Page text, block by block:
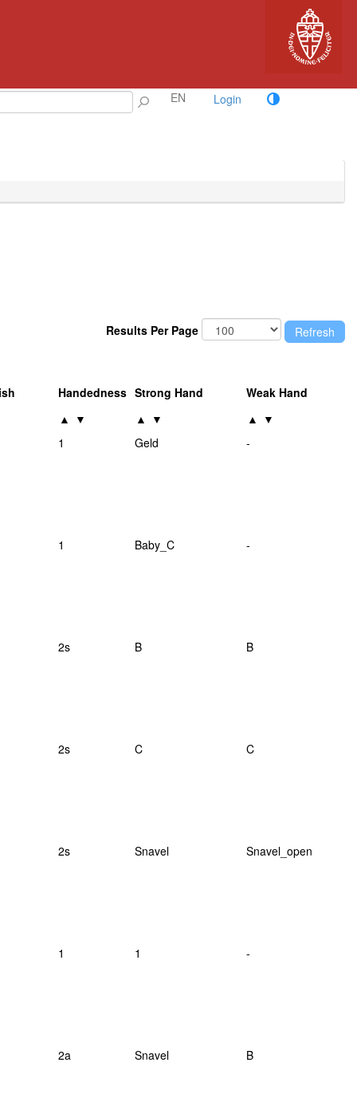
EN Login
Results Per Page
Handedness Strong Hand
Weak Hand
▲ ▼ ▲ ▼ ▲ ▼
1 Geld -
1 Baby_C -
2s B B
2s C C
2s Snavel Snavel_open
1 1 -
2a Snavel B